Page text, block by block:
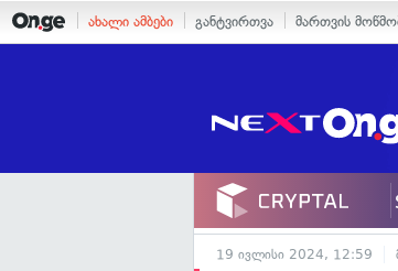
ახალი ამბები განტვირთვა მართვის
19 ივლისი 2024, 12:59